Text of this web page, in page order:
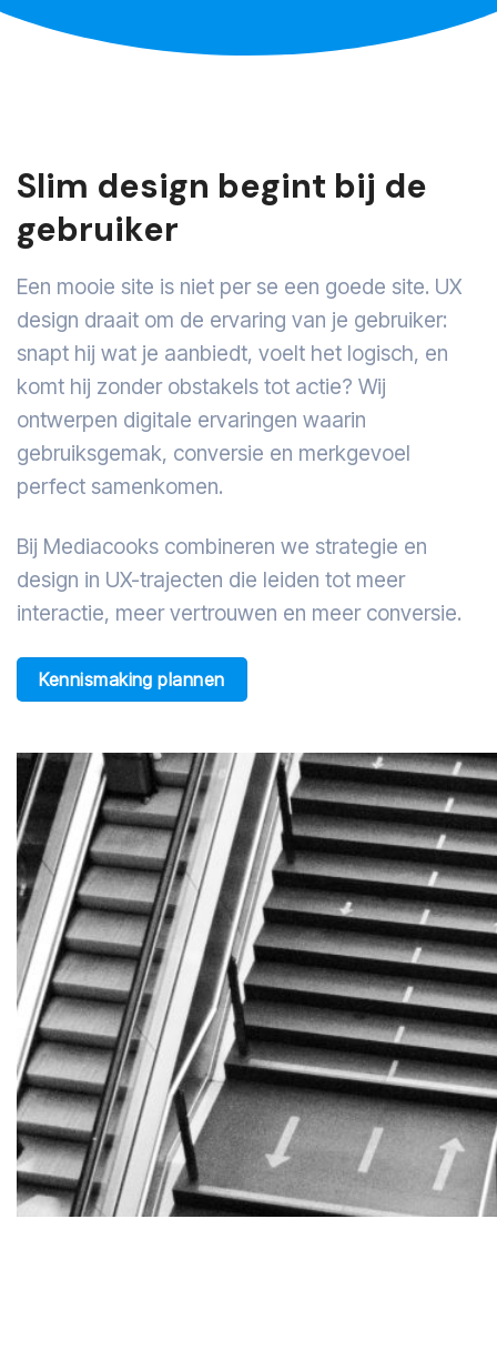
Slim design begint bij de
gebruiker
Een mooie site is niet per se een goede site. UX
design draait om de ervaring van je gebruiker:
snapt hij wat je aanbiedt, voelt het logisch, en
komt hij zonder obstakels tot actie? Wij
ontwerpen digitale ervaringen waarin
gebruiksgemak, conversie en merkgevoel
perfect samenkomen.
Bij Mediacooks combineren we strategie en
design in UX-trajecten die leiden tot meer
interactie, meer vertrouwen en meer conversie.
Kennismaking plannen